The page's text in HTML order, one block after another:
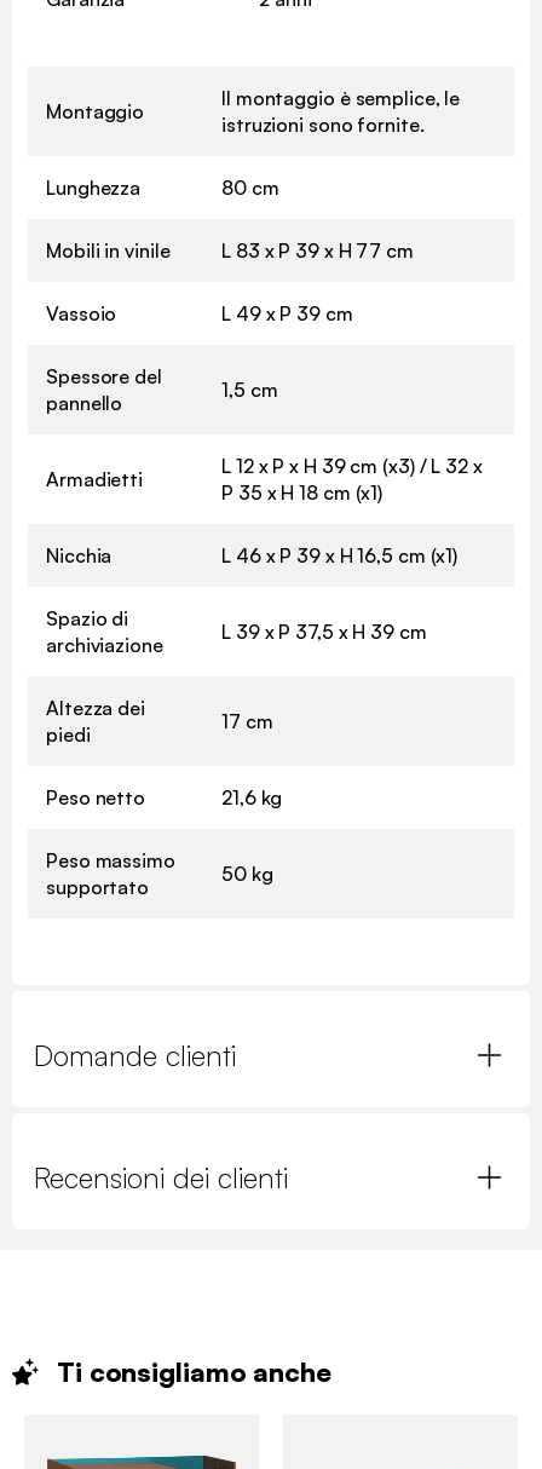
Montaggio
Il montaggio è semplice, le
istruzioni sono fornite.
Lunghezza 80 cm
Mobili in vinile L 83 x P 39 x H 77 cm
Vassoio L 49 x P 39 cm
Spessore del
pannello
1,5 cm
Armadietti
L 12 x P x H 39 cm (x3) / L 32 x
P 35 x H 18 cm (x1)
Nicchia L 46 x P 39 x H 16,5 cm (x1)
Spazio di
archiviazione
L 39 x P 37,5 x H 39 cm
Altezza dei
piedi
17 cm
Peso netto 21,6 kg
Peso massimo
supportato
50 kg
Domande clienti
Recensioni dei clienti
Ti consigliamo anche